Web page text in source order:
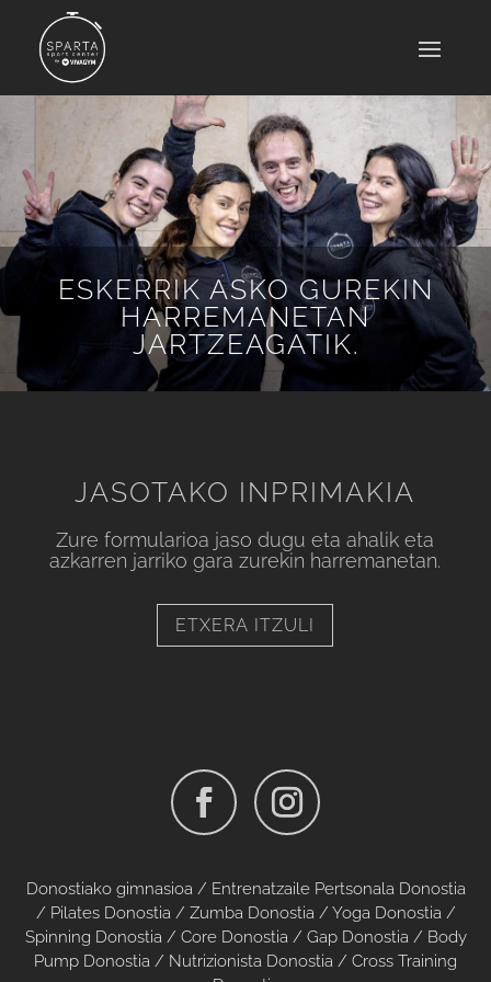
ESKERRIK ASKO GUREKIN
HARREMANETAN
JARTZEAGATIK.
JASOTAKO INPRIMAKIA
Zure formularioa jaso dugu etaahalik eta
azkarren jarriko gara zurekin harremanetan.
ETXERA ITZULI
Donostiako gimnasioa/ Entrenatzaile Pertsonala Donostia
/ Pilates Donostia/ Zumba Donostia/ Yoga Donostia/
Spinning Donostia/ Core Donostia/ Gap Donostia/ Body
Pump Donostia / Nutrizionista Donostia / Cross Training